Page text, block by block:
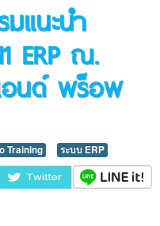
แนะนำ
ERP ณ.
อนด์ พร็อพ
Training ระบบ ERP